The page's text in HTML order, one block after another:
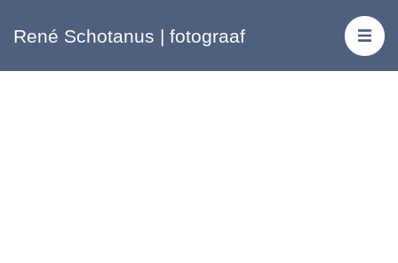
René Schotanus | fotograaf